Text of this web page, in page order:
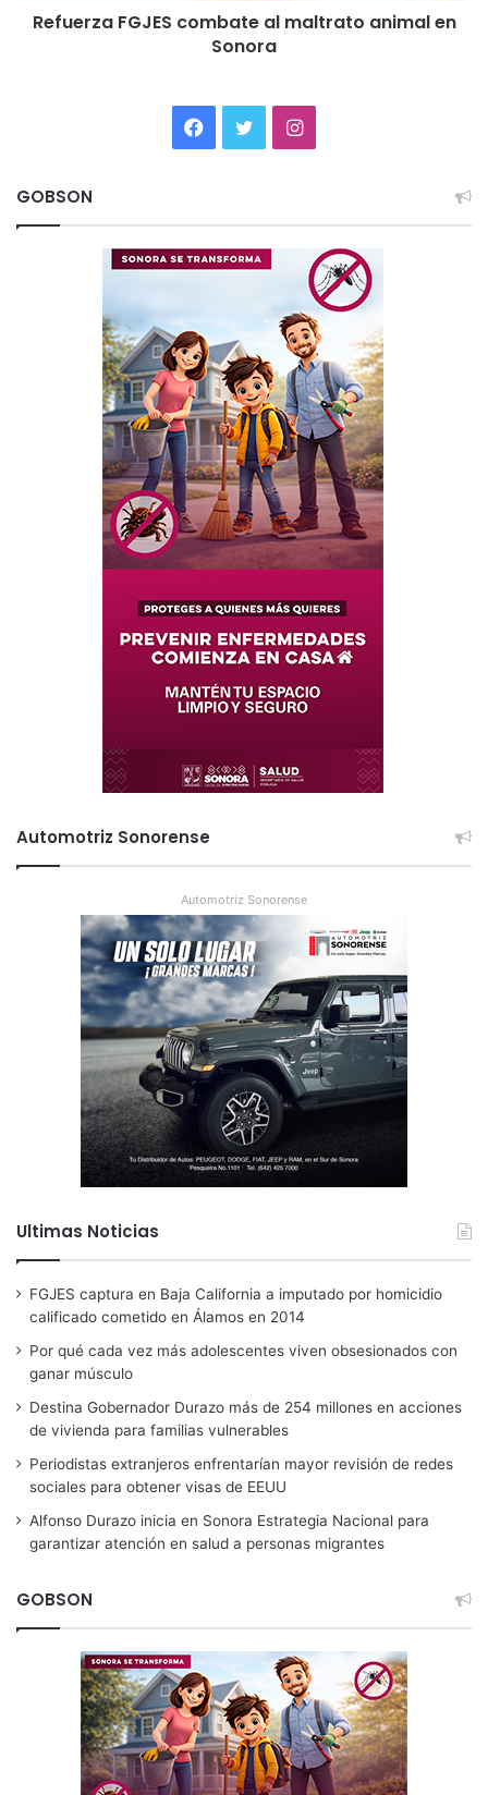
Refuerza FGJES combate al maltrato animal en
Sonora
Facebook
TwitterInstagram
GOBSON
Automotriz Sonorense
Automotriz Sonorense
Ultimas Noticias
FGJES captura en Baja California a imputado por homicidio
calificado cometido en Álamos en 2014
Por qué cada vez más adolescentes viven obsesionados con
ganar músculo
Destina Gobernador Durazo más de 254 millones en acciones
de vivienda para familias vulnerables
Periodistas extranjeros enfrentarían mayor revisión de redes
sociales para obtener visas de EEUU
Alfonso Durazo inicia en Sonora Estrategia Nacional para
garantizar atención en salud a personas migrantes
GOBSON